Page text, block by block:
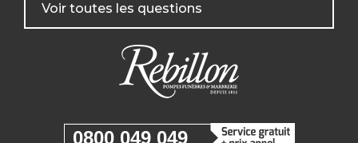
Voir toutes les questions
0800 049 049